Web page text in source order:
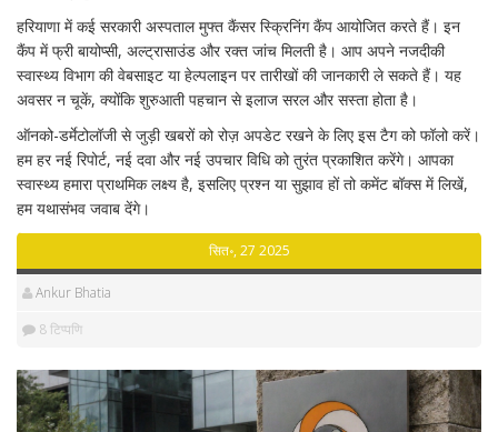
हरियाणा में कई सरकारी अस्पताल मुफ्त कैंसर स्क्रिनिंग कैंप आयोजित करते हैं। इन
कैंप में फ्री बायोप्सी, अल्ट्रासाउंड और रक्त जांच मिलती है। आप अपने नजदीकी
स्वास्थ्य विभाग की वेबसाइट या हेल्पलाइन पर तारीखों की जानकारी ले सकते हैं। यह
अवसर न चूकें, क्योंकि शुरुआती पहचान से इलाज सरल और सस्ता होता है।
ऑनको-डर्मेटोलॉजी से जुड़ी खबरों को रोज़ अपडेट रखने के लिए इस टैग को फॉलो करें।
हम हर नई रिपोर्ट, नई दवा और नई उपचार विधि को तुरंत प्रकाशित करेंगे। आपका
स्वास्थ्य हमारा प्राथमिक लक्ष्य है, इसलिए प्रश्न या सुझाव हों तो कमेंट बॉक्स में लिखें,
हम यथासंभव जवाब देंगे।
सित॰, 27 2025
Ankur Bhatia
8 टिप्पणि